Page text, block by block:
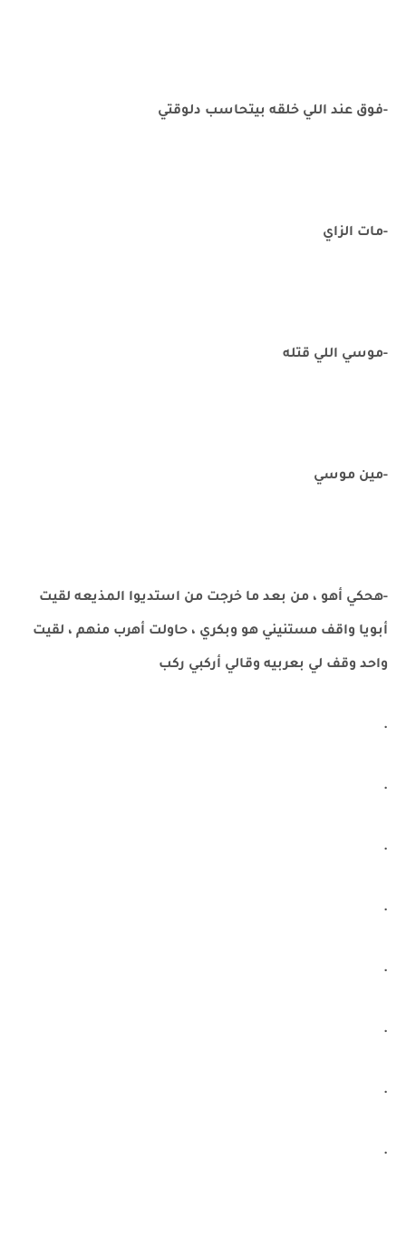
-فوق عند اللي خلقه بيتحاسب دلوقتي
-مات الزاي
-موسي اللي قتله
-مين موسي
-هحكي أهو ، من بعد ما خرجت من استديوا المذيعه لقيت
أبويا واقف مستنيني هو وبكري ، حاولت أهرب منهم ، لقيت
واحد وقف لي بعربيه وقالي أركبي ركب
.
.
.
.
.
.
.
.